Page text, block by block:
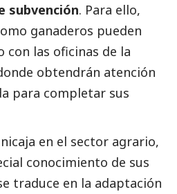
subvención. Para ello,
ganaderos pueden
con las oficinas de la
obtendrán atención
para completar sus
en el sector agrario,
conocimiento de sus
traduce en la adaptación